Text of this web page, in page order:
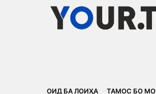
ОИД БА ЛОИҲА ТАМОС БО МО